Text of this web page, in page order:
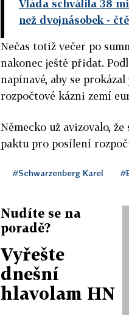
Vláda schválila 38
než dvojnásobek -
Nečas totiž večer po
nakonec ještě přidat.
napínavé, aby se
rozpočtové kázni zemí
Německo už avizovalo,
paktu pro posílení
#Schwarzenberg Karel
Nudíte se na
poradě?
Vyřešte
dnešní
hlavolam HN